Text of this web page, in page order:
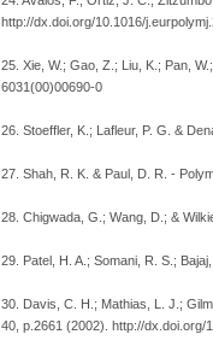
http://dx.doi.org/10.1016/
25. Xie, W.; Gao, Z.; Liu, K.; Pan,
6031(00)00690-0
26. Stoeffler, K.; Lafleur, P. G. &
27. Shah, R. K. & Paul, D. R. -
28. Chigwada, G.; Wang, D.; &
29. Patel, H. A.; Somani, R. S.;
30. Davis, C. H.; Mathias, L. J.;
40, p.2661 (2002). http://dx.doi.org/